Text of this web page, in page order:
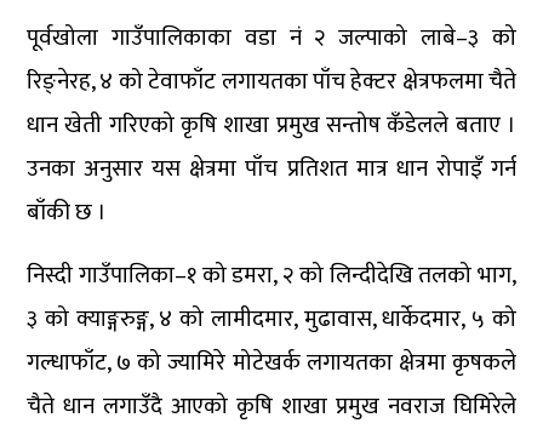
पूर्वखोला गाउँपालिकाका वडा नं २ जल्पाको लाबे–३ को
रिङ्नेरह, ४ को टेवाफाँट लगायतका पाँच हेक्टर क्षेत्रफलमा चैते
धान खेती गरिएको कृषि शाखा प्रमुख सन्तोष कँडेलले बताए ।
उनका अनुसार यस क्षेत्रमा पाँच प्रतिशत मात्र धान रोपाइँ गर्न
बाँकी छ ।
निस्दी गाउँपालिका–१ को डमरा, २ को लिन्दीदेखि तलको भाग,
३ को क्याङ्गरुङ्ग, ४ को लामीदमार, मुढावास, धार्केदमार, ५ को
गल्धाफाँट, ७ को ज्यामिरे मोटेखर्क लगायतका क्षेत्रमा कृषकले
चैते धान लगाउँदै आएको कृषि शाखा प्रमुख नवराज घिमिरेले